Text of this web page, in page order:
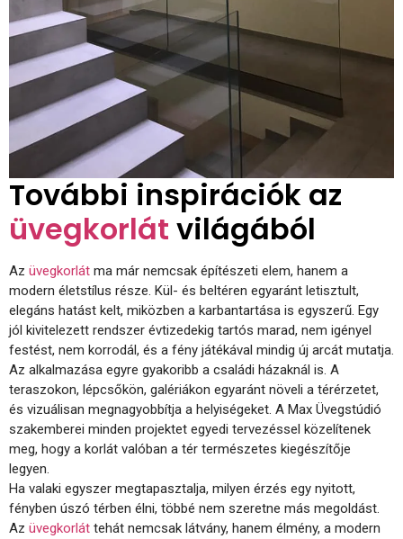
További inspirációk az
üvegkorlát világából
Az üvegkorlát ma már nemcsak építészeti elem, hanem a
modern életstílus része. Kül- és beltéren egyaránt letisztult,
elegáns hatást kelt, miközben a karbantartása is egyszerű. Egy
jól kivitelezett rendszer évtizedekig tartós marad, nem igényel
festést, nem korrodál, és a fény játékával mindig új arcát mutatja.
Az alkalmazása egyre gyakoribb a családi házaknál is. A
teraszokon, lépcsőkön, galériákon egyaránt növeli a térérzetet,
és vizuálisan megnagyobbítja a helyiségeket. A Max Üvegstúdió
szakemberei minden projektet egyedi tervezéssel közelítenek
meg, hogy a korlát valóban a tér természetes kiegészítője
legyen.
Ha valaki egyszer megtapasztalja, milyen érzés egy nyitott,
fényben úszó térben élni, többé nem szeretne más megoldást.
Az üvegkorlát tehát nemcsak látvány, hanem élmény, a modern